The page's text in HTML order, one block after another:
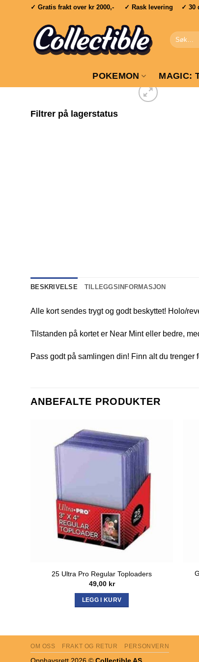
✓ Gratis frakt over kr 2000,- ✓ Rask levering ✓ 30
Søk
etter:
POKEMON MAGIC:
Filtrer på lagerstatus
BESKRIVELSE TILLEGGSINFORMASJON
Alle kort sendes trygt og godt beskyttet! Holo/
Tilstanden på kortet er Near Mint eller bedre,
Pass godt på samlingen din! Finn alt du trenger
ANBEFALTE PRODUKTER
25 Ultra Pro Regular Toploaders
49,00 kr
LEGG I KURV
OM OSS FRAKT OG RETUR PERSONVERN
Opphavsrett 2026 © Collectible AS